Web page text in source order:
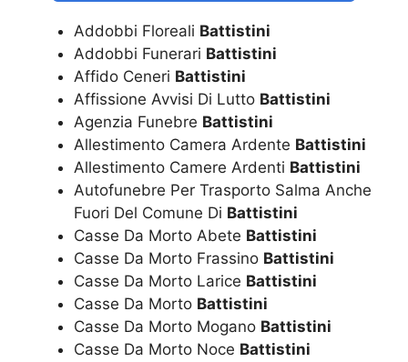
Addobbi Floreali Battistini
Addobbi Funerari Battistini
Affido Ceneri Battistini
Affissione Avvisi Di Lutto Battistini
Agenzia Funebre Battistini
Allestimento Camera Ardente Battistini
Allestimento Camere Ardenti Battistini
Autofunebre Per Trasporto Salma Anche
Fuori Del Comune Di Battistini
Casse Da Morto Abete Battistini
Casse Da Morto Frassino Battistini
Casse Da Morto Larice Battistini
Casse Da Morto Battistini
Casse Da Morto Mogano Battistini
Casse Da Morto Noce Battistini